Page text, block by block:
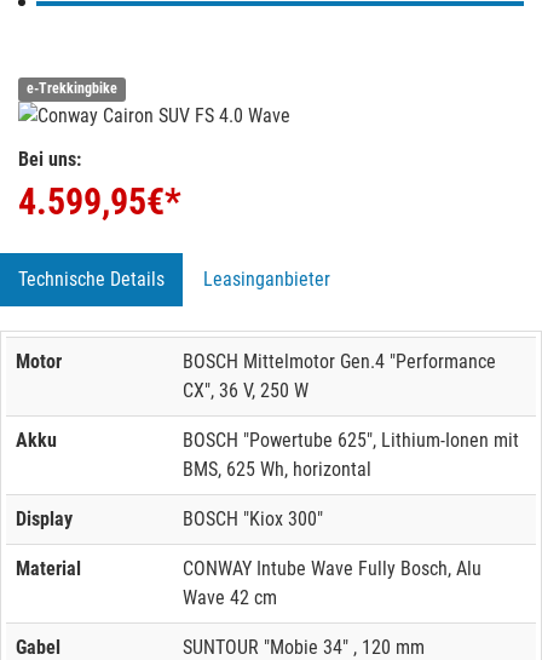
e-Trekkingbike
Bei uns:
4.599,95€*
Technische Details Leasinganbieter
Motor
BOSCH Mittelmotor Gen.4 "Performance
CX", 36 V, 250 W
Akku
BOSCH "Powertube 625", Lithium-Ionen mit
BMS, 625 Wh, horizontal
Display BOSCH "Kiox 300"
Material
CONWAY Intube Wave Fully Bosch, Alu
Wave 42 cm
Gabel SUNTOUR "Mobie 34" , 120 mm